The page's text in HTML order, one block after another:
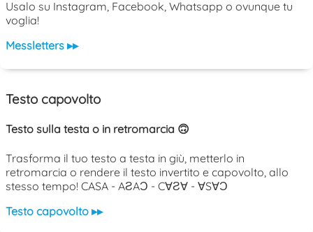
Usalo su Instagram, Facebook, Whatsapp o ovunque tu
voglia!
Messletters ▸▸
Testo capovolto
Testo sulla testa o in retromarcia 🙃
Trasforma il tuo testo a testa in giù, metterlo in
retromarcia o rendere il testo invertito e capovolto, allo
stesso tempo! CASA - AƧAƆ - C∀Ƨ∀ - ∀S∀Ɔ
Testo capovolto ▸▸